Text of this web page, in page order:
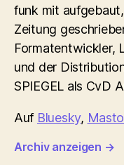
funk mit
Zeitung
Formatentwickler,
und der
SPIEGEL als CvD
Auf Bluesky,
Archiv anzeigen →